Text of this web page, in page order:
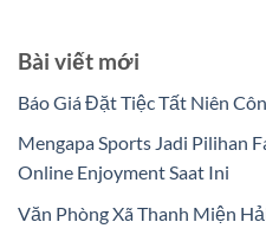
Bài viết mới
Báo Giá Đặt Tiệc Tất Niên
Mengapa Sports Jadi Pilihan
Online Enjoyment Saat Ini
Văn Phòng Xã Thanh Miện